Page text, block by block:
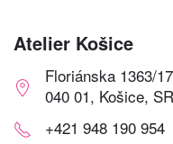
Atelier Košice
Floriánska 1363/17
040 01, Košice, SR
+421 948 190 954